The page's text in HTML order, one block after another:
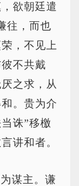
欲朝廷遣
往，而也
，不见上
不共戴
之求，从
。贵为介
诛”移檄
讲和者。
谋主。谦